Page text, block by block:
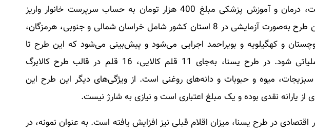
هستند، با هماهنگی وزارت بهداشت، درمان و آموزش پزشکی مبلغ 400 هزار تومان به حساب سرپرست خانوار واریز
می‌شود. روز سه‌شنبه 5 دی ماه این طرح به‌صورت آزمایشی در 8 استان کشور شامل خراسان شمالی و جنوبی، هرمزگان،
و کهگیلویه و بویراحمد اجرایی می‌شود و پیش‌بینی می‌شود که این طرح تا
پایان دی ماه در سراسر کشور عملیاتی شود. در طرح یسنا، به‌جای 11 قلم کالایی، 16 قلم در قالب طرح کالابرگ
میوه و حبوبات و دانه‌های روغنی است. از ویژگی‌های دیگر این طرح این
در طرح یسنا، میزان اقلام قبلی نیز افزایش یافته است. به عنوان نمونه، در